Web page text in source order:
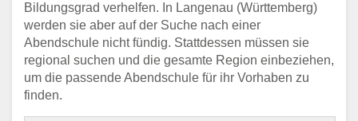
Bildungsgrad verhelfen. In Langenau (Württemberg)
werden sie aber auf der Suche nach einer
Abendschule nicht fündig. Stattdessen müssen sie
regional suchen und die gesamte Region einbeziehen,
um die passende Abendschule für ihr Vorhaben zu
finden.